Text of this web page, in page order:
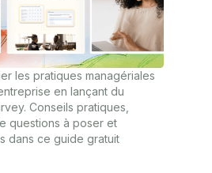
les pratiques managériales
en lançant du
Conseils pratiques,
questions à poser et
dans ce guide gratuit